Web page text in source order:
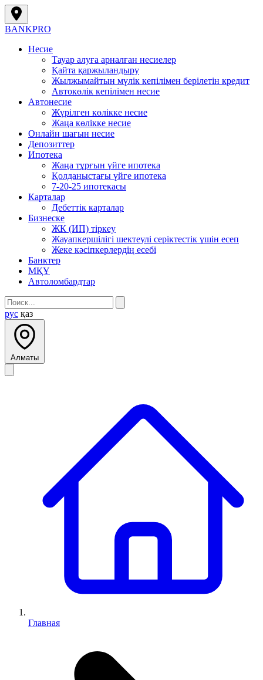
BANKPRO
Несие
Тауар алуға арналған несиелер
Қайта қаржыландыру
Жылжымайтын мүлік кепілімен берілетін кредит
Автокөлік кепілімен несие
Автонесие
Жүрілген көлікке несие
Жаңа көлікке несие
Онлайн шағын несие
Депозиттер
Ипотека
Жаңа тұрғын үйге ипотека
Қолданыстағы үйге ипотека
7-20-25 ипотекасы
Карталар
Дебеттік карталар
Бизнеске
ЖК (ИП) тіркеу
Жауапкершілігі шектеулі серіктестік үшін есеп
Жеке кәсіпкерлердің есебі
Банктер
МҚҰ
Автоломбардтар
рус қаз
Алматы
Главная